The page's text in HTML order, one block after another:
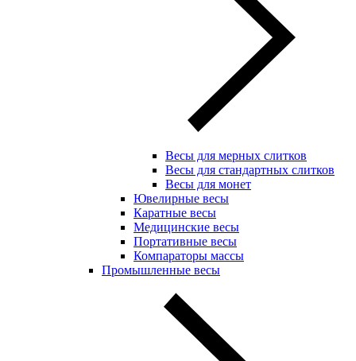
Весы для мерных слитков
Весы для стандартных слитков
Весы для монет
Ювелирные весы
Каратные весы
Медицинские весы
Портативные весы
Компараторы массы
Промышленные весы